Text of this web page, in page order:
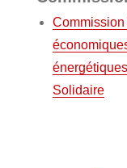
Commission
Solidaire